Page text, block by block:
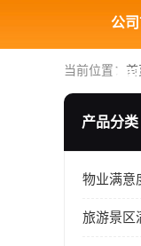
公
联
当前位置： 首
产品分类
物业满意
旅游景区